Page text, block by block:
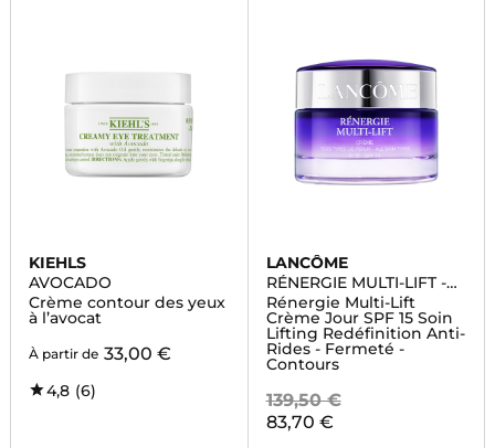
KIEHLS
AVOCADO
Crème contour des yeux
à l’avocat
À partir de 33,00 €
4,8 (6)
LANCÔME
RÉNERGIE MULTI-LIFT -
CREME ANTI-AGE
Rénergie Multi-Lift
Crème Jour SPF 15 Soin
Lifting Redéfinition Anti-
Rides - Fermeté -
Contours
139,50 €
83,70 €